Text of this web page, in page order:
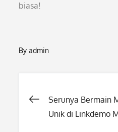
biasa!
Byadmin
Post
Serunya Bermain
Unik di Linkdemo